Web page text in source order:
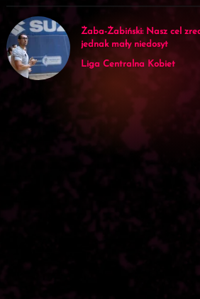
Żaba-Żabiński: Nasz cel
jednak mały niedosyt
Liga Centralna Kobiet